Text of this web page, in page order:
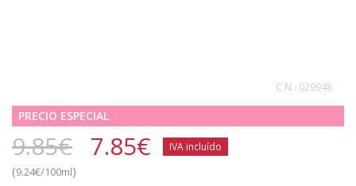
C.N.: 029948
PRECIO ESPECIAL
9.85€ 7.85€ IVA incluído
(9.24€/100ml)